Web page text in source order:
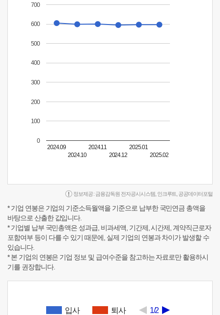
2024.09
2024.10
2024.11
2024.12
2025.01
2025.02
0
100
200
300
400
500
600
700
정보제공 : 금융감독원 전자공시시스템, 인크루트 공공데이터포털
* 기업 연봉은 기업의 기준소득월액을 기준으로 납부한 국민연금 총액을
바탕으로 산출한 값입니다.
* 기업별 납부 국민총액은 성과급, 비과세액, 기간제, 시간제, 계약직근로자
포함여부 등이 다를 수 있기 때문에, 실제 기업의 연봉과 차이가 발생할 수
있습니다.
* 본 기업의 연봉은 기업 정보 및 급여수준을 참고하는 자료로만 활용하시
기를 권장합니다.
입사 퇴사 1/2